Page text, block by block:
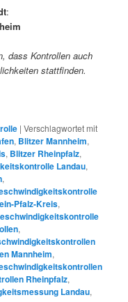
:
dass Kontrollen auch
stattfinden.
|Verschlagwortet mit
, Blitzer Mannheim,
, Blitzer Rheinpfalz,
Landau,
,
Pfalz-Kreis,
,
Mannheim,
Rheinpfalz,
Landau,